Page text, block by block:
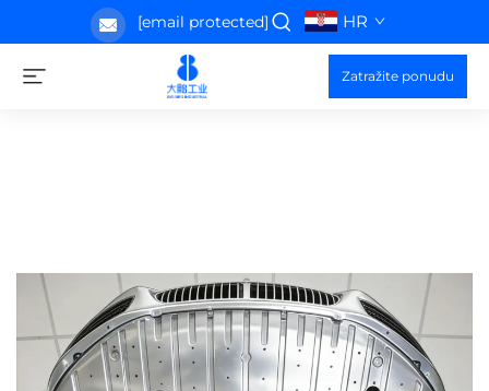
[email protected] HR
Zatražite ponudu